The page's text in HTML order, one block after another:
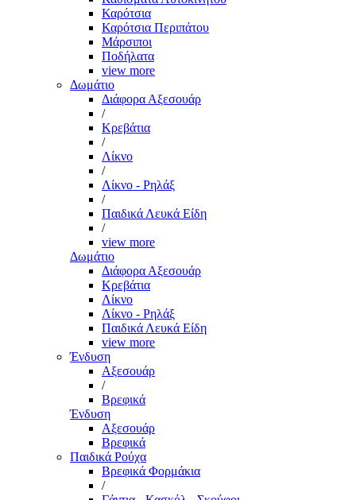
Καρότσια
Καρότσια Περιπάτου
Μάρσιποι
Ποδήλατα
view more
Δωμάτιο
Διάφορα Αξεσουάρ
/
Κρεβάτια
/
Λίκνο
/
Λίκνο - Ρηλάξ
/
Παιδικά Λευκά Είδη
/
view more
Δωμάτιο
Διάφορα Αξεσουάρ
Κρεβάτια
Λίκνο
Λίκνο - Ρηλάξ
Παιδικά Λευκά Είδη
view more
Ένδυση
Αξεσουάρ
/
Βρεφικά
Ένδυση
Αξεσουάρ
Βρεφικά
Παιδικά Ρούχα
Βρεφικά Φορμάκια
/